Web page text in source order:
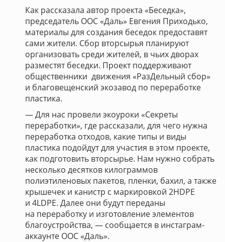
Как рассказала автор проекта «Беседка»,
председатель ООС «Даль» Евгения Приходько,
материалы для создания беседок предоставят
сами жители. Сбор вторсырья планируют
организовать среди жителей, в чьих дворах
разместят беседки. Проект поддерживают
общественники движения «РазДельный сбор»
и благовещенский экозавод по переработке
пластика.
— Для нас провели экоуроки «Секреты
переработки», где рассказали, для чего нужна
переработка отходов, какие типы и виды
пластика подойдут для участия в этом проекте,
как подготовить вторсырье. Нам нужно собрать
несколько десятков килограммов
полиэтиленовых пакетов, пленки, бахил, а также
крышечек и канистр с маркировкой 2HDPE
и 4LDPE. Далее они будут переданы
на переработку и изготовление элементов
благоустройства, — сообщается в инстаграм-
аккаунте ООС «Даль».